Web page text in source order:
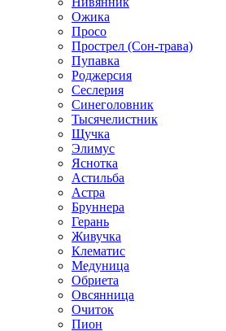
Ожика
Просо
Прострел (Сон-трава)
Пупавка
Роджерсия
Сеслерия
Синеголовник
Тысячелистник
Щучка
Элимус
Яснотка
Астильба
Астра
Бруннера
Герань
Живучка
Клематис
Медуница
Обриета
Овсянница
Очиток
Пион